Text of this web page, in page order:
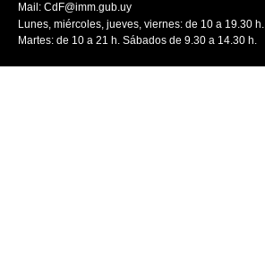
Mail: CdF@imm.gub.uy
Lunes, miércoles, jueves, viernes: de 10 a 19.30 h.
Martes: de 10 a 21 h. Sábados de 9.30 a 14.30 h.